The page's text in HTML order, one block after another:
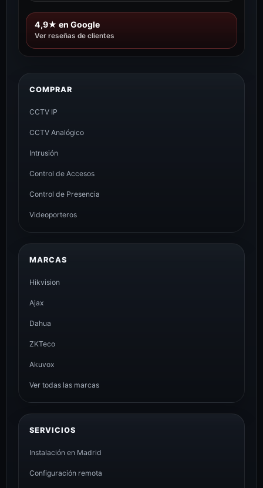
4,9★ en Google
Ver reseñas de clientes
COMPRAR
CCTV IP
CCTV Analógico
Intrusión
Control de Accesos
Control de Presencia
Videoporteros
MARCAS
Hikvision
Ajax
Dahua
ZKTeco
Akuvox
Ver todas las marcas
SERVICIOS
Instalación en Madrid
Configuración remota